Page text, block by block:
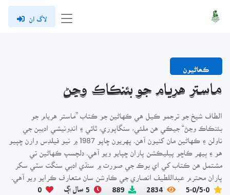
لاگ ان
ڪھاڻيون
ماستر هريام جو بئنڪاڪ وڃڻ
الطاف شيخ جو ترجمو ڪيل هي ڪهاڻين جو ڪتاب ”ماستر هريام جو
بئنڪاڪ وڃڻ“ جيڪي هن ملئي، سنگاپوري، ٿائي ۽ انڊونيشي اديبن جي
ناولن ۽ ڪهاڻين مان کنيون آهن۔ پهريون ڇاپو 1987 ۾ نيو فيلڊس وارن ڇپيو
هو ۽ ٻيهر ڪاڇو پبليڪشن پاران ڇپايو ويو آهي۔ دلچسپ ڪهاڻين تي
مشتمل هن ڪتاب کي اي بوڪ جي صورت ۾ سنڌي ادبي سنگت سٽي سکر
پاران محترم عبداللطيف انصاري جي ڪاوشن سان متعارف ڪرايو ويو آهي۔
5.0/5.0
2834
889 5 سال اڳ 0